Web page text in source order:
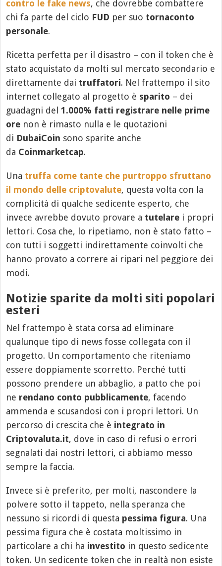
contro le fake news, che dovrebbe combattere
chi fa parte del ciclo FUD per suo tornaconto
personale.
Ricetta perfetta per il disastro – con il token che è
stato acquistato da molti sul mercato secondario e
direttamente dai truffatori. Nel frattempo il sito
internet collegato al progetto è sparito – dei
guadagni del1.000% fatti registrare nelle prime
ore non è rimasto nulla e le quotazioni
di DubaiCoin sono sparite anche
da Coinmarketcap.
Una truffa come tante che purtroppo sfruttano
il mondo delle criptovalute, questa volta con la
complicità di qualche sedicente esperto, che
invece avrebbe dovuto provare a tutelare i propri
lettori. Cosa che, lo ripetiamo, non è stato fatto –
con tutti i soggetti indirettamente coinvolti che
hanno provato a correre ai ripari nel peggiore dei
modi.
Notizie sparite da molti siti popolari
esteri
Nel frattempo è stata corsa ad eliminare
qualunque tipo di news fosse collegata con il
progetto. Un comportamento che riteniamo
essere doppiamente scorretto. Perché tutti
possono prendere un abbaglio, a patto che poi
ne rendano conto pubblicamente, facendo
ammenda e scusandosi con i propri lettori. Un
percorso di crescita che è integrato in
Criptovaluta.it, dove in caso di refusi o errori
segnalati dai nostri lettori, ci abbiamo messo
sempre la faccia.
Invece si è preferito, per molti, nascondere la
polvere sotto il tappeto, nella speranza che
nessuno si ricordi di questa pessima figura. Una
pessima figura che è costata moltissimo in
particolare a chi ha investito in questo sedicente
token. Un sedicente token che in realtà non esiste